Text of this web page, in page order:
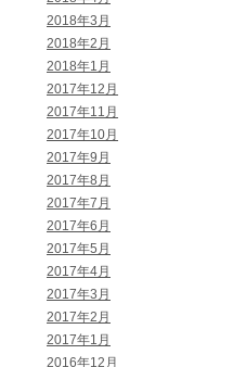
2018年3月
2018年2月
2018年1月
2017年12月
2017年11月
2017年10月
2017年9月
2017年8月
2017年7月
2017年6月
2017年5月
2017年4月
2017年3月
2017年2月
2017年1月
2016年12月